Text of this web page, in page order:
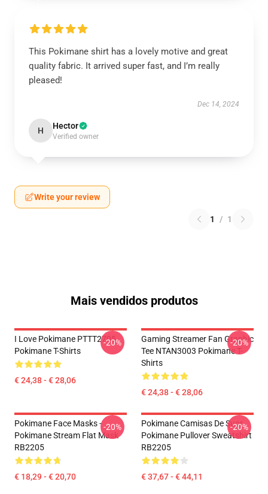
This Pokimane shirt has a lovely motive and great
quality fabric. It arrived super fast, and I’m really
pleased!
Dec 14, 2024
H Hector
Verified owner
Write your review
1 / 1
Mais vendidos produtos
I Love Pokimane PTTT2705
Pokimane T-Shirts
€ 24,38 - € 28,06
-20%
Gaming Streamer Fan Graphic
Tee NTAN3003 Pokimane T-
Shirts
€ 24,38 - € 28,06
-20%
Pokimane Face Masks -
Pokimane Stream Flat Mask
RB2205
€ 18,29 - € 20,70
-20%
Pokimane Camisas De Suor
Pokimane Pullover Sweatshirt
RB2205
€ 37,67 - € 44,11
-20%